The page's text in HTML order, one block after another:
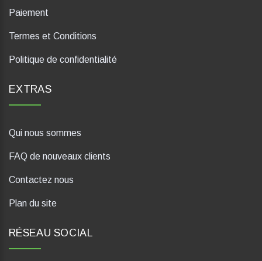
Paiement
Termes et Conditions
Politique de confidentialité
EXTRAS
Qui nous sommes
FAQ de nouveaux clients
Contactez nous
Plan du site
RÉSEAU SOCIAL